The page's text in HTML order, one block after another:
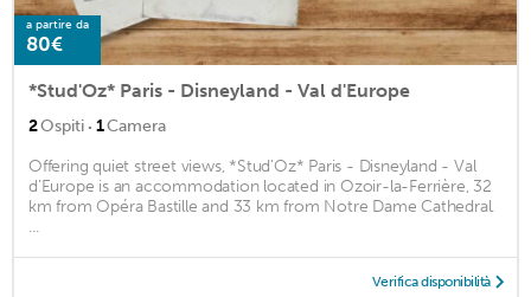
a partire da
80€
*Stud'Oz* Paris - Disneyland - Val d'Europe
2Ospiti · 1Camera
Offering quiet street views, *Stud'Oz* Paris - Disneyland - Val
d'Europe is an accommodation located in Ozoir-la-Ferrière, 32
km from Opéra Bastille and 33 km from Notre Dame Cathedral.
...
Verifica disponibilità